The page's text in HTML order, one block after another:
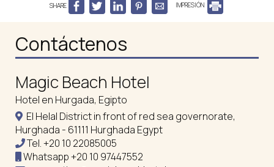
SHARE IMPRESIÓN
Contáctenos
Magic Beach Hotel
Hotel en Hurgada, Egipto
El Helal District in front of red sea governorate,
Hurghada - 61111 Hurghada Egypt
Tel.+20 10 22085005
Whatsapp+20 10 97447552